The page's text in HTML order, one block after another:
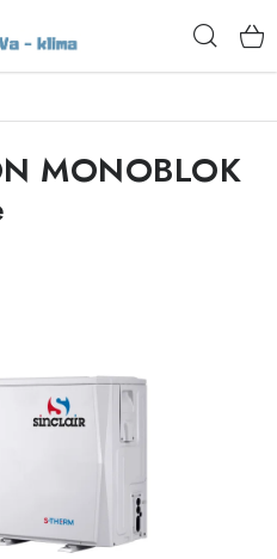
ochrany osobních údajů
MONOBLOK